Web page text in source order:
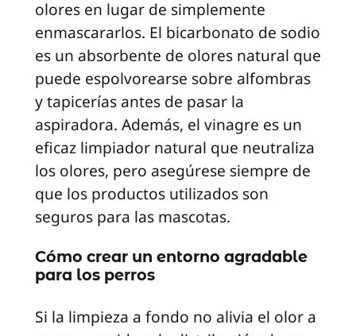
olores en lugar de simplemente
enmascararlos. El bicarbonato de sodio
es un absorbente de olores natural que
puede espolvorearse sobre alfombras
y tapicerías antes de pasar la
aspiradora. Además, el vinagre es un
eficaz limpiador natural que neutraliza
los olores, pero asegúrese siempre de
que los productos utilizados son
seguros para las mascotas.
Cómo crear un entorno agradable
para los perros
Si la limpieza a fondo no alivia el olor a